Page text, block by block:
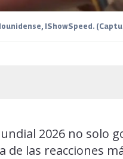
IShowSpeed.
2026 no solo
las reacciones